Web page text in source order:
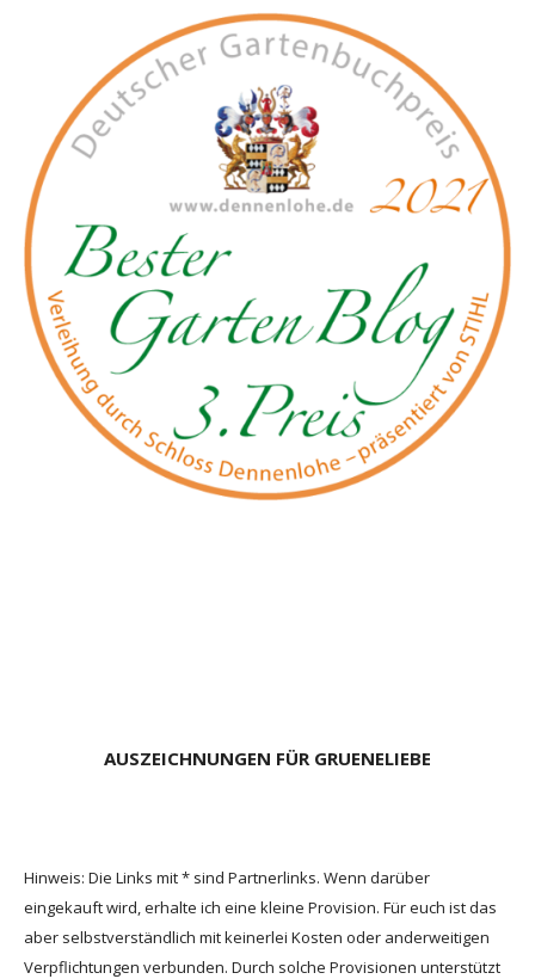
AUSZEICHNUNGEN FÜR GRUENELIEBE
Hinweis: Die Links mit * sind Partnerlinks. Wenn darüber
eingekauft wird, erhalte ich eine kleine Provision. Für euch ist das
aber selbstverständlich mit keinerlei Kosten oder anderweitigen
Verpflichtungen verbunden. Durch solche Provisionen unterstützt